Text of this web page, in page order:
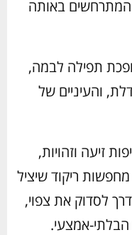
המתרחשים באותה
תפילה לבמה,
והעיניים של
זיעה וזהויות,
ריקוד שיציל
לסדוק את צפוי,
אמצעי.